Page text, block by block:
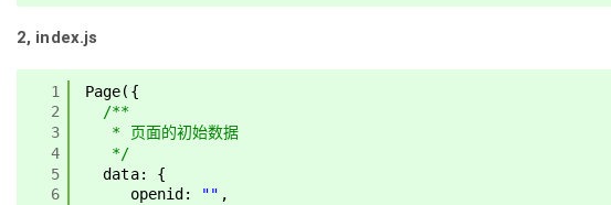
2, index.js
1
2
3
4
5
6
Page({
/**
* 页面的初始数据
*/
data: {
openid:
"" ,